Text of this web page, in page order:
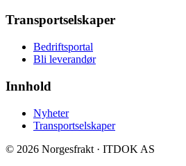
Transportselskaper
Bedriftsportal
Bli leverandør
Innhold
Nyheter
Transportselskaper
© 2026 Norgesfrakt · ITDOK AS